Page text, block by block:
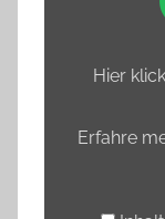
Hier
Erfahre